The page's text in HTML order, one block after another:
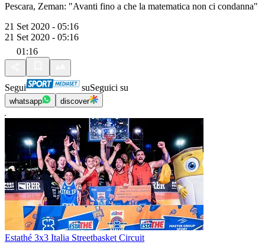
Pescara, Zeman: "Avanti fino a che la matematica non ci condanna"
21 Set 2020 - 05:16
21 Set 2020 - 05:16
01:16
Segui suSeguici su
whatsapp discover
Estathé 3x3 Italia Streetbasket Circuit